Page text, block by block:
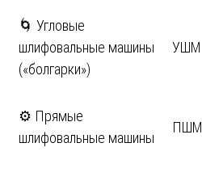
🌀 Угловые
шлифовальные машины
(«болгарки»)
УШМ
⚙️ Прямые
шлифовальные машины
ПШМ